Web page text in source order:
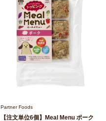
Partner Foods
【注文単位6個】Meal Menu ポーク